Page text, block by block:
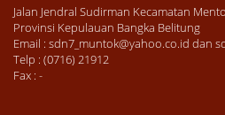
Jalan Jendral Sudirman Kecamatan
Provinsi Kepulauan Bangka Belitung
Email : sdn7_muntok@yahoo.co.id dan
Telp : (0716) 21912
Fax : -